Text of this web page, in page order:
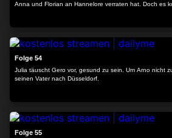
Anna und Florian an Hannelore verraten hat. Doch es
Folge 54
Julia täuscht Gero vor, gesund zu sein. Um Arno nicht
seinen Vater nach Düsseldorf.
Folge 55